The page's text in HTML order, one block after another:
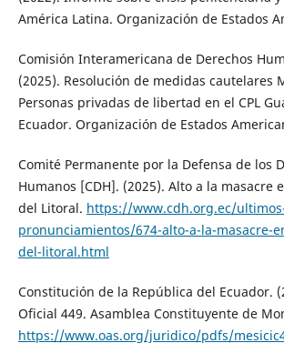
América Latina. Organización de Estados
Comisión Interamericana de Derechos
(2025). Resolución de medidas cautelares
Personas privadas de libertad en el CPL
Ecuador. Organización de Estados
Comité Permanente por la Defensa de los
Humanos [CDH]. (2025). Alto a la masacre
del Litoral. https://www.cdh.org.ec/
pronunciamientos/674-alto-a-la-masacre-
del-litoral.html
Constitución de la República del Ecuador.
Oficial 449. Asamblea Constituyente de
https://www.oas.org/juridico/pdfs/